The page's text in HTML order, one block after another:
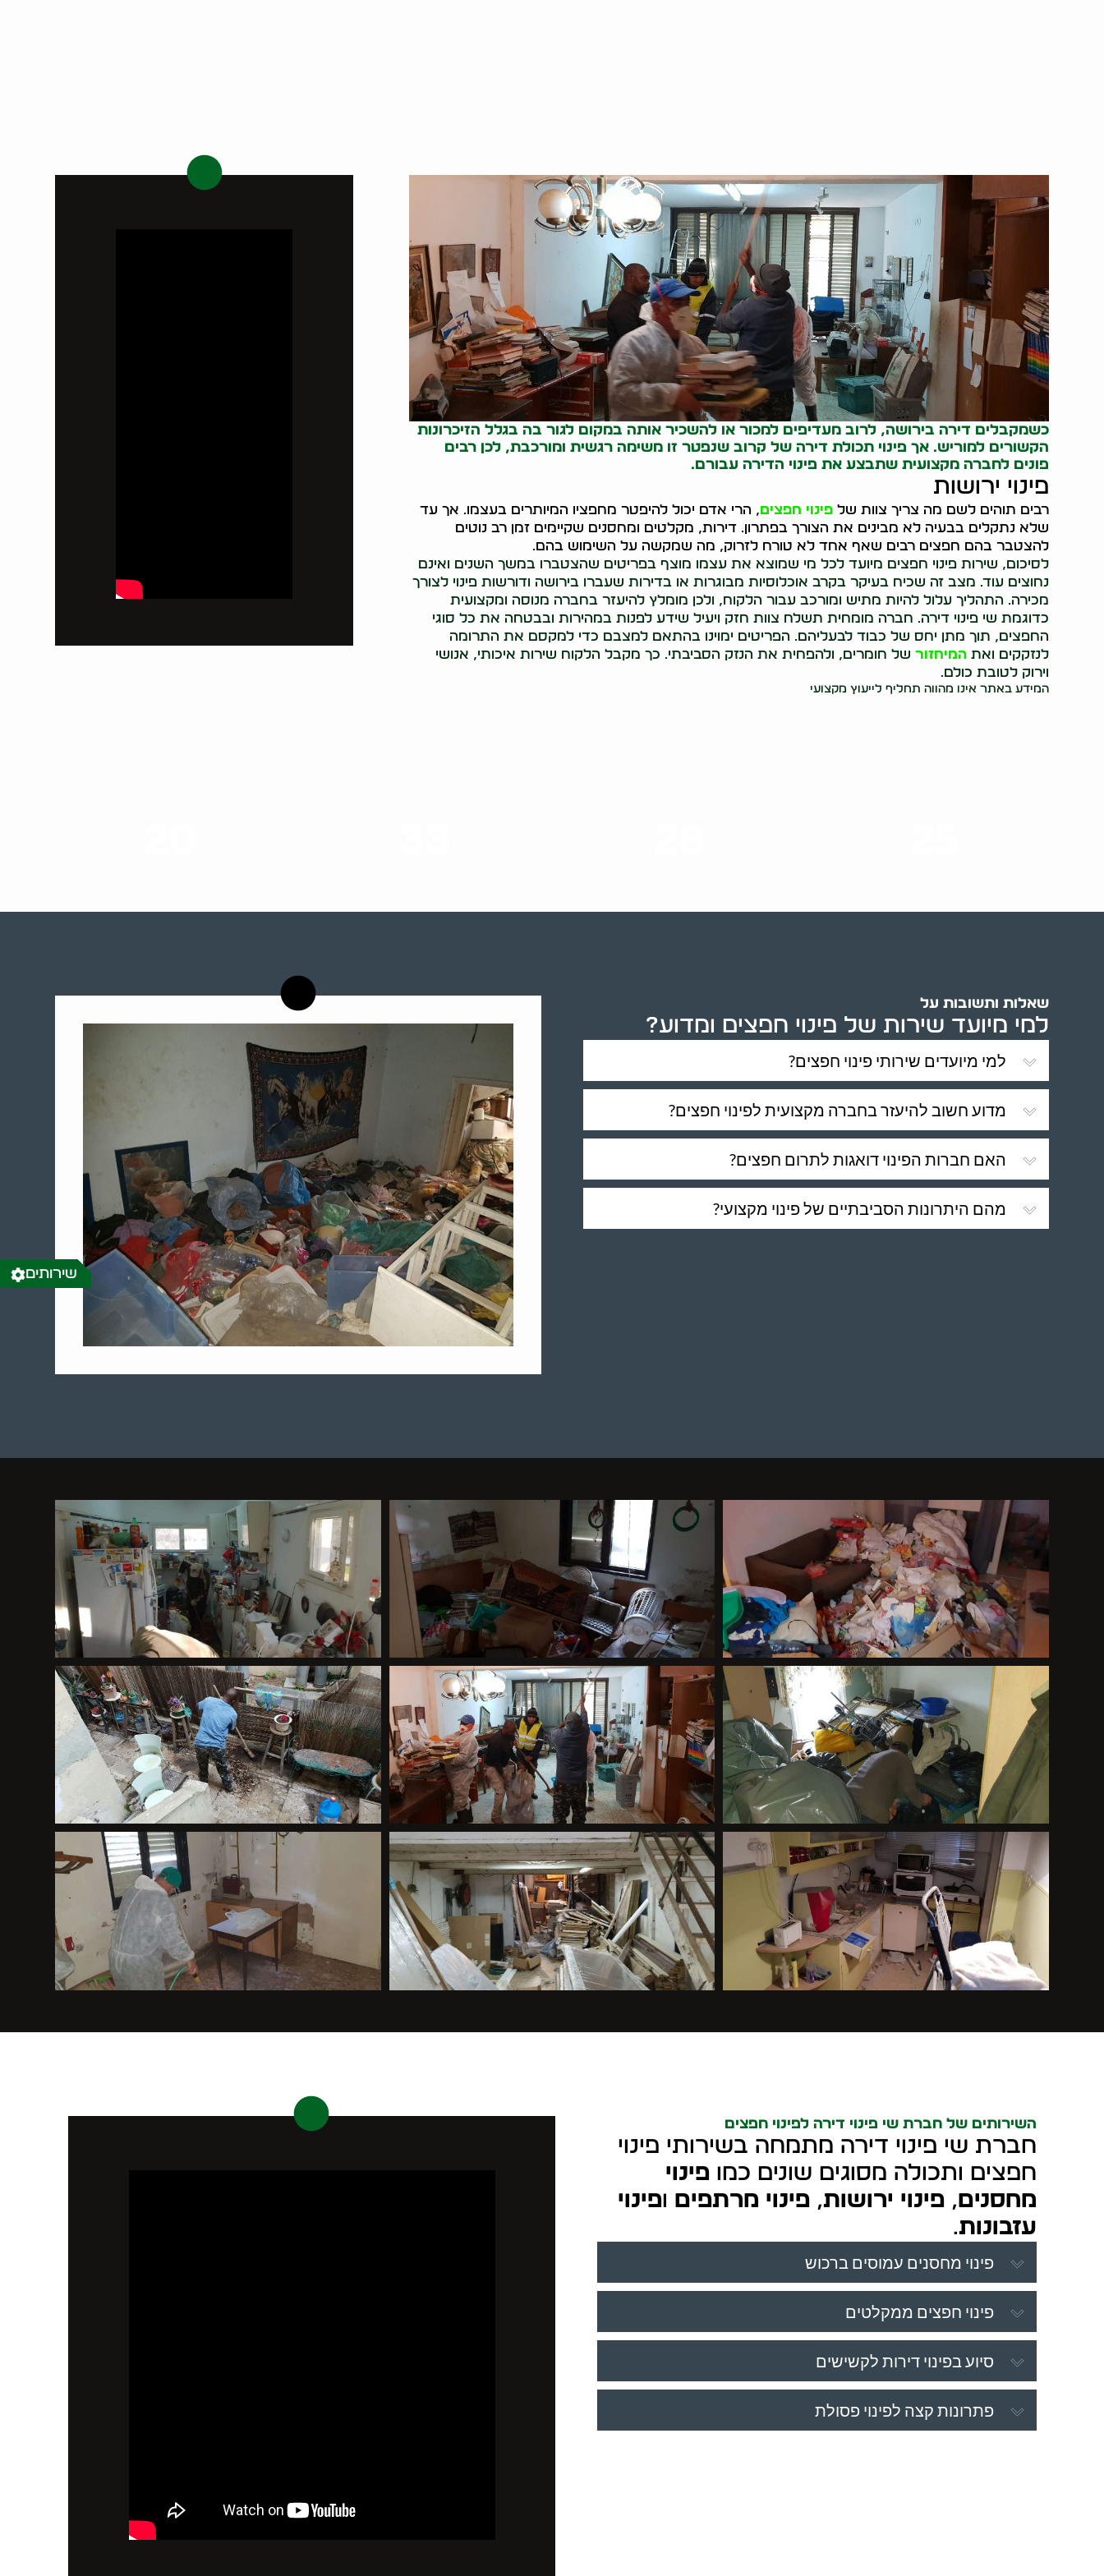
כשמקבלים דירה בירושה, לרוב מעדיפים למכור או להשכיר אותה במקום לגור בה בגלל הזיכרונות
הקשורים למוריש. אך פינוי תכולת דירה של קרוב שנפטר זו משימה רגשית ומורכבת, לכן רבים
פונים לחברה מקצועית שתבצע את פינוי הדירה עבורם.
פינוי ירושות
רבים תוהים לשם מה צריך צוות שלפינוי חפצים, הרי אדם יכול להיפטר מחפציו המיותרים בעצמו. אך עד
שלא נתקלים בבעיה לא מבינים את הצורך בפתרון. דירות, מקלטים ומחסנים שקיימים זמן רב נוטים
להצטבר בהם חפצים רבים שאף אחד לא טורח לזרוק, מה שמקשה על השימוש בהם.
לסיכום, שירות פינוי חפצים מיועד לכל מי שמוצא את עצמו מוצף בפריטים שהצטברו במשך השנים ואינם
נחוצים עוד. מצב זה שכיח בעיקר בקרב אוכלוסיות מבוגרות או בדירות שעברו בירושה ודורשות פינוי לצורך
מכירה. התהליך עלול להיות מתיש ומורכב עבור הלקוח, ולכן מומלץ להיעזר בחברה מנוסה ומקצועית
כדוגמת שי פינוי דירה. חברה מומחית תשלח צוות חזק ויעיל שידע לפנות במהירות ובבטחה את כל סוגי
החפצים, תוך מתן יחס של כבוד לבעליהם. הפריטים ימוינו בהתאם למצבם כדי למקסם את התרומה
לנזקקים ואתהמיחזור של חומרים, ולהפחית את הנזק הסביבתי. כך מקבל הלקוח שירות איכותי, אנושי
וירוק לטובת כולם.
המידע באתר אינו מהווה תחליף לייעוץ מקצועי
שאלות ותשובות על
למי מיועד שירות של פינוי חפצים ומדוע?
למי מיועדים שירותי פינוי חפצים?
מדוע חשוב להיעזר בחברה מקצועית לפינוי חפצים?
האם חברות הפינוי דואגות לתרום חפצים?
מהם היתרונות הסביבתיים של פינוי מקצועי?
השירותים של חברת שי פינוי דירה לפינוי חפצים
חברת שי פינוי דירה מתמחה בשירותי פינוי
חפצים ותכולה מסוגים שונים כמופינוי
מחסנים,פינוי ירושות,פינוי מרתפים ופינוי
עזבונות.
פינוי מחסנים עמוסים ברכוש
פינוי חפצים ממקלטים
סיוע בפינוי דירות לקשישים
פתרונות קצה לפינוי פסולת
שירותים